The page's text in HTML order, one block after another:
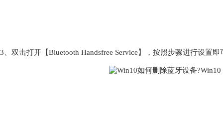
3、双击打开【Bluetooth Handsfree Service】，按照步骤进行设置即